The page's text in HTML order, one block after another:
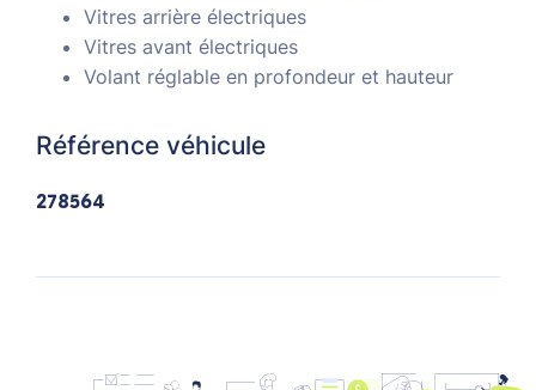
Vitres arrière électriques
Vitres avant électriques
Volant réglable en profondeur et hauteur
Référence véhicule
278564